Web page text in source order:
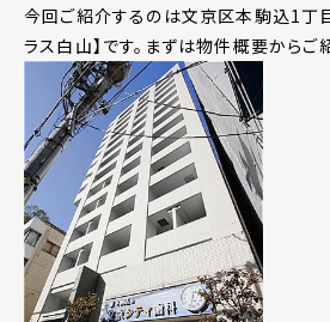
今回ご紹介するのは文京区本駒込1丁
ラス白山】です。まずは物件概要からご